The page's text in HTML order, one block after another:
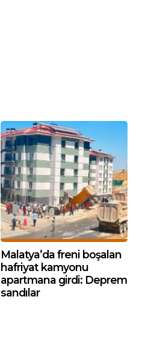
Malatya’da freni boşalan
hafriyat kamyonu
apartmana girdi: Deprem
sandılar